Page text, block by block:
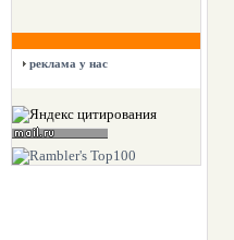
реклама у нас